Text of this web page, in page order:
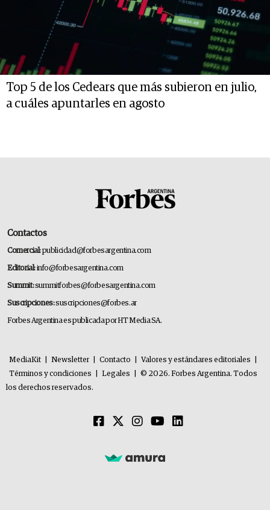
Top 5 de los Cedears que más subieron en julio,
a cuáles apuntarles en agosto
Contactos
Comercial:publicidad@forbesargentina.com
Editorial:info@forbesargentina.com
Summit:summitforbes@forbesargentina.com
Suscripciones:suscripciones@forbes.ar
Forbes Argentina es publicada por HT Media SA.
MediaKit Newsletter Contacto Valores y estándares editoriales
Términos y condiciones
Legales
© 2026. Forbes Argentina. Todos
los derechos reservados.